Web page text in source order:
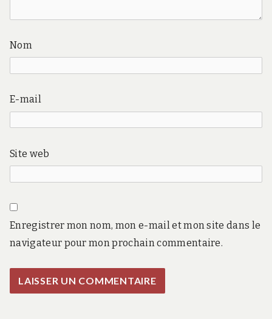
Nom
E-mail
Site web
Enregistrer mon nom, mon e-mail et mon site dans le
navigateur pour mon prochain commentaire.